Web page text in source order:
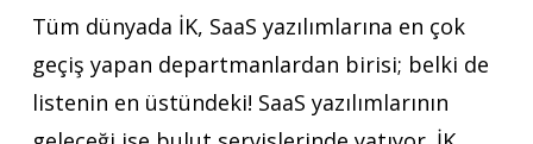
Tüm dünyada İK, SaaS yazılımlarına en çok
geçiş yapan departmanlardan birisi; belki de
listenin en üstündeki! SaaS yazılımlarının